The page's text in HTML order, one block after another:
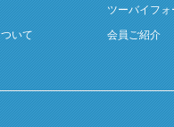
ツーバイフォ
いて
会員ご紹介